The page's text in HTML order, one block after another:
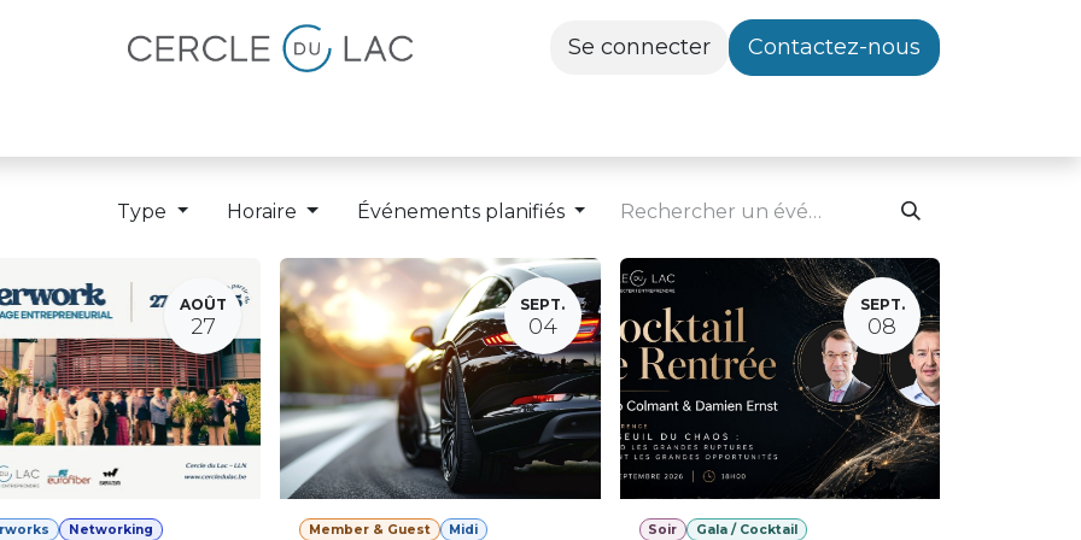
Se connecter Contactez-nous
Type Horaire Événements planifiés
AOÛT
27
Networking
SEPT.
04
Member & Guest
Midi
SEPT.
08
Soir Gala / Cocktail